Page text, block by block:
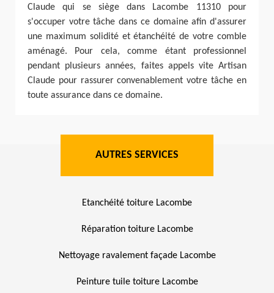
Claude qui se siège dans Lacombe 11310 pour
s'occuper votre tâche dans ce domaine afin d'assurer
une maximum solidité et étanchéité de votre comble
aménagé. Pour cela, comme étant professionnel
pendant plusieurs années, faites appels vite Artisan
Claude pour rassurer convenablement votre tâche en
toute assurance dans ce domaine.
AUTRES SERVICES
Etanchéité toiture Lacombe
Réparation toiture Lacombe
Nettoyage ravalement façade Lacombe
Peinture tuile toiture Lacombe